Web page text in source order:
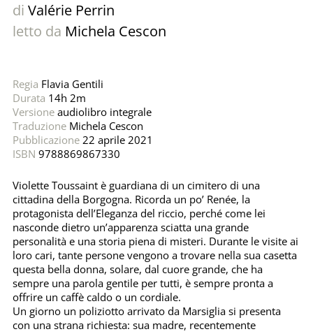
di Valérie Perrin
letto da Michela Cescon
Regia Flavia Gentili
Durata 14h 2m
Versioneaudiolibro integrale
TraduzioneMichela Cescon
Pubblicazione22 aprile 2021
ISBN 9788869867330
Violette Toussaint è guardiana di un cimitero di una
cittadina della Borgogna. Ricorda un po’ Renée, la
protagonista dell’Eleganza del riccio, perché come lei
nasconde dietro un’apparenza sciatta una grande
personalità e una storia piena di misteri. Durante le visite ai
loro cari, tante persone vengono a trovare nella sua casetta
questa bella donna, solare, dal cuore grande, che ha
sempre una parola gentile per tutti, è sempre pronta a
offrire un caffè caldo o un cordiale.
Un giorno un poliziotto arrivato da Marsiglia si presenta
con una strana richiesta: sua madre, recentemente